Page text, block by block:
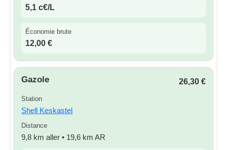
5,1 c€/L
Économie brute
12,00 €
Gazole 26,30 €
Station
Shell Keskastel
Distance
9,8 km aller • 19,6 km AR